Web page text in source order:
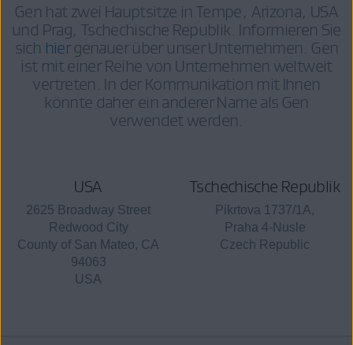
Gen hat zwei Hauptsitze in Tempe, Arizona, USA
und Prag, Tschechische Republik. Informieren Sie
sich hiergenauer über unser Unternehmen. Gen
ist mit einer Reihe von Unternehmen weltweit
vertreten. In der Kommunikation mit Ihnen
könnte daher ein anderer Name als Gen
verwendet werden.
USA
2625 Broadway Street
Redwood City
County of San Mateo, CA
94063
USA
Tschechische Republik
Pikrtova 1737/1A,
Praha 4-Nusle
Czech Republic